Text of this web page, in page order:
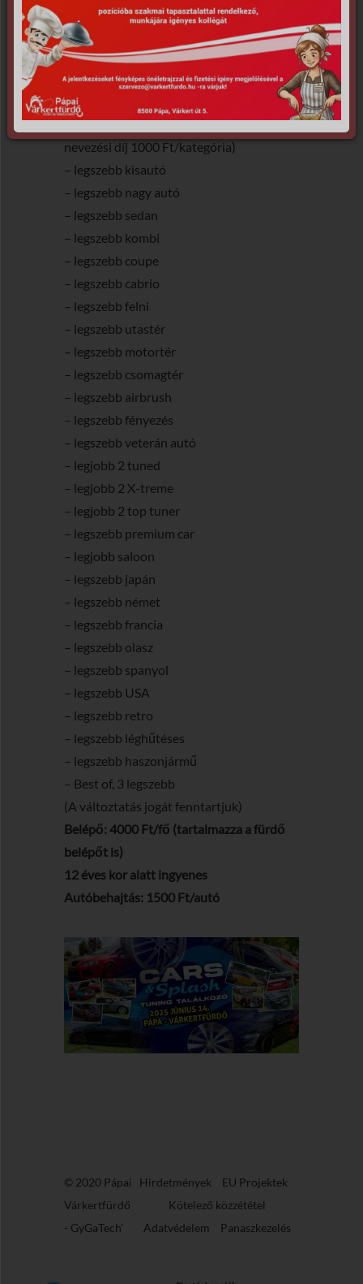
További információ:
Laci : +36 70 545 0119
Csasi : +36 70 633 8840
www.carfeeling.hu
AUTÓ SZÉPSÉGVERSENY KATEGÓRIÁK:
(Nevezni kb.10.30-tól 15.00-ig lehet,
nevezési díj 1000 Ft/kategória)
– legszebb kisautó
– legszebb nagy autó
– legszebb sedan
– legszebb kombi
– legszebb coupe
– legszebb cabrio
– legszebb felni
– legszebb utastér
– legszebb motortér
– legszebb csomagtér
– legszebb airbrush
– legszebb fényezés
– legszebb veterán autó
– legjobb 2 tuned
– legjobb 2 X-treme
– legjobb 2 top tuner
– legszebb premium car
– legjobb saloon
– legszebb japán
– legszebb német
– legszebb francia
– legszebb olasz
– legszebb spanyol
– legszebb USA
– legszebb retro
– legszebb léghűtéses
– legszebb haszonjármű
– Best of, 3 legszebb
(A változtatás jogát fenntartjuk)
Belépő: 4000 Ft/fő (tartalmazza a fürdő
belépőt is)
12 éves kor alatt ingyenes
Autóbehajtás: 1500 Ft/autó
© 2020 Pápai
Várkertfürdő
- GyGaTech'
Hirdetmények
EU Projektek
Kötelező közzététel
Adatvédelem
Panaszkezelés